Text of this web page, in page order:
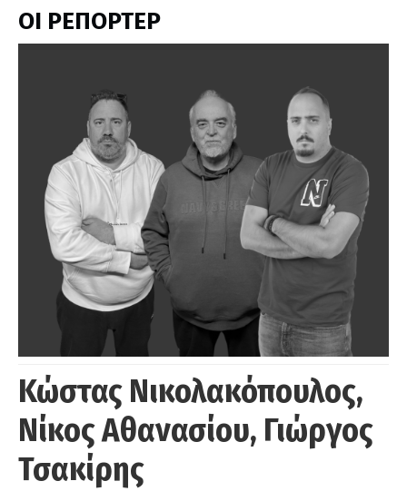
ΟΙ ΡΕΠΟΡΤΕΡ
Κώστας Νικολακόπουλος,
Νίκος Αθανασίου, Γιώργος
Τσακίρης